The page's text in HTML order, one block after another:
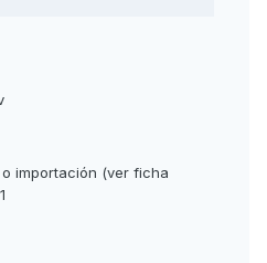
importación (ver ficha